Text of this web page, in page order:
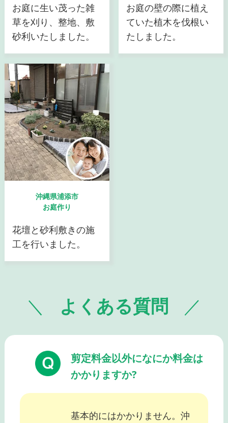
お庭に生い茂った雑
草を刈り、整地、敷
砂利いたしました。
お庭の壁の際に植え
ていた植木を伐根い
たしました。
沖縄県浦添市
お庭作り
花壇と砂利敷きの施
工を行いました。
よくある質問
剪定料金以外になにか料金は
かかりますか?
基本的にはかかりません。沖